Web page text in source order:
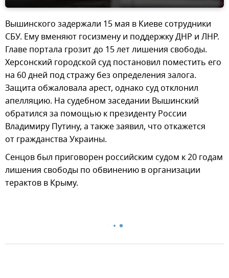
Вышинского задержали 15 мая в Киеве сотрудники
СБУ. Ему вменяют госизмену и поддержку ДНР и ЛНР.
Главе портала грозит до 15 лет лишения свободы.
Херсонский городской суд постановил поместить его
на 60 дней под стражу без определения залога.
Защита обжаловала арест, однако суд отклонил
апелляцию. На судебном заседании Вышинский
обратился за помощью к президенту России
Владимиру Путину, а также заявил, что откажется
от гражданства Украины.
Сенцов был приговорен российским судом к 20 годам
лишения свободы по обвинению в организации
терактов в Крыму.